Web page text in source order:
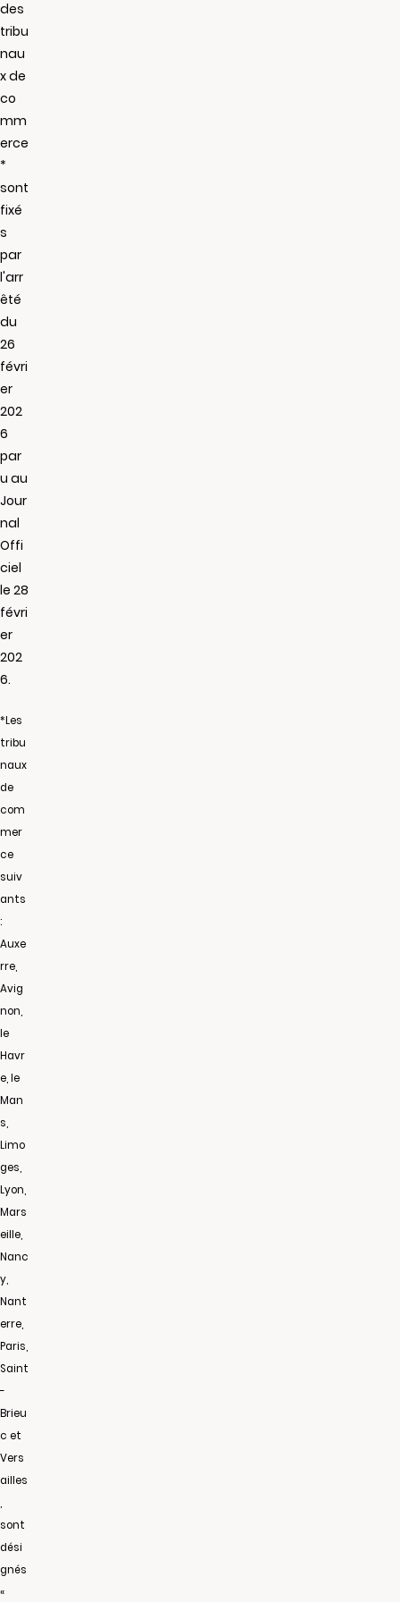
des
tribu
nau
x de
co
mm
erce
*
sont
fixé
s
par
l'arr
êté
du
26
févri
er
202
6
par
u au
Jour
nal
Offi
ciel
le 28
févri
er
202
6.
*Les
tribu
naux
de
com
mer
ce
suiv
ants
:
Auxe
rre,
Avig
non,
le
Havr
e, le
Man
s,
Limo
ges,
Lyon,
Mars
eille,
Nanc
y,
Nant
erre,
Paris,
Saint
-
Brieu
c et
Vers
ailles
sont
dési
gnés
«